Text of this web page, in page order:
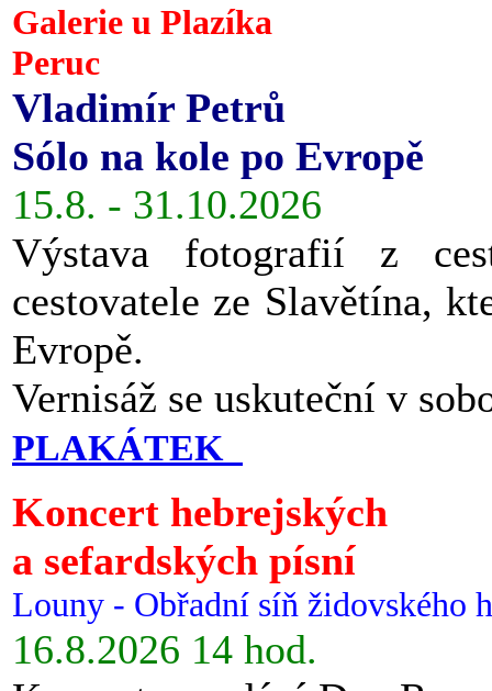
Galerie u Plazíka
Peruc
Vladimír Petrů
Sólo na kole po Evropě
15.8. - 31.10.2026
Výstava fotografií z
cestovatele ze Slavětína,
Evropě.
Vernisáž se uskuteční v
PLAKÁTEK
Koncert hebrejských
a sefardských písní
Louny - Obřadní síň židovského
16.8.2026 14 hod.